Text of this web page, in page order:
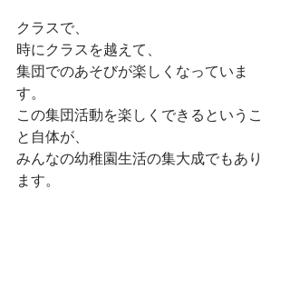
クラスで、
時にクラスを越えて、
集団でのあそびが楽しくなっていま
す。
この集団活動を楽しくできるというこ
と自体が、
みんなの幼稚園生活の集大成でもあり
ます。